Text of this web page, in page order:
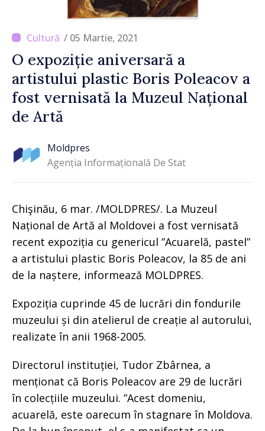
/ 05 Martie, 2021
O expoziție aniversară a
artistului plastic Boris Poleacov a
fost vernisată la Muzeul Național
de Artă
Moldpres
Agenția Informațională De Stat
Chişinău, 6 mar. /MOLDPRES/. La Muzeul
Național de Artă al Moldovei a fost vernisată
recent expoziția cu genericul ”Acuarelă, pastel”
a artistului plastic Boris Poleacov, la 85 de ani
de la naștere, informează MOLDPRES.
Expoziția cuprinde 45 de lucrări din fondurile
muzeului și din atelierul de creație al autorului,
realizate în anii 1968-2005.
Directorul instituției, Tudor Zbârnea, a
menționat că Boris Poleacov are 29 de lucrări
în colecțiile muzeului. ”Acest domeniu,
acuarelă, este oarecum în stagnare în Moldova.